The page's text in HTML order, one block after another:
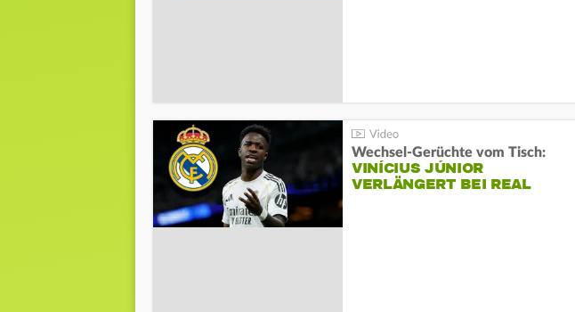
Wechsel-Gerüchte vom Tisch:
VINÍCIUS JÚNIOR
VERLÄNGERT BEI REAL